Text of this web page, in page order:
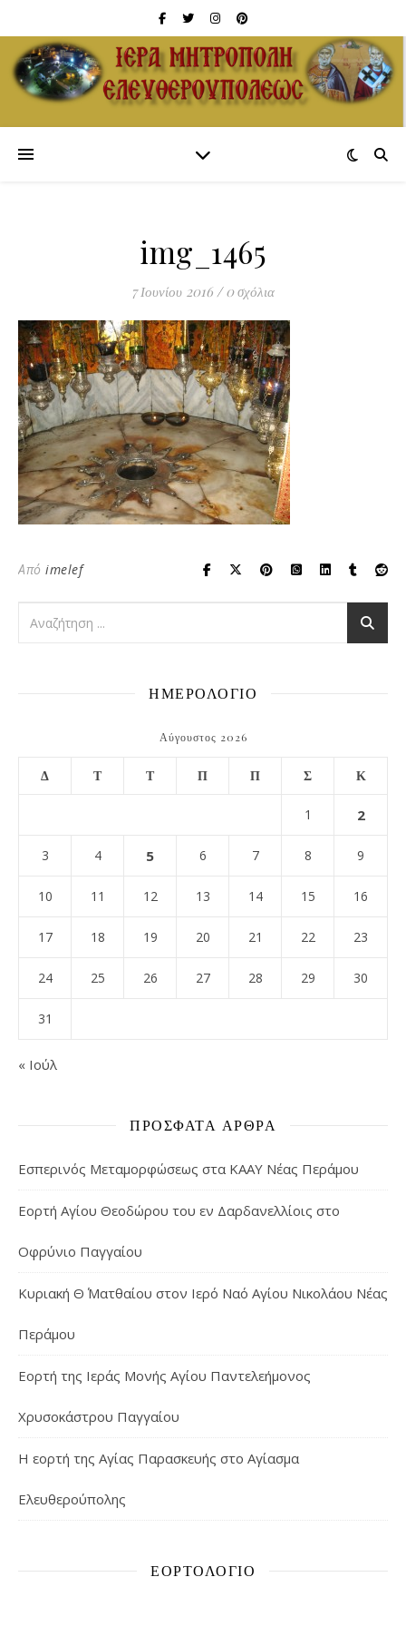
img_1465
7 Ιουνίου 2016 / 0 σχόλια
Από imelef
ΗΜΕΡΟΛΟΓΙΟ
Αύγουστος 2026
Δ Τ Τ Π Π Σ Κ
1 2
3 4 5 6 7 8 9
10 11 12 13 14 15 16
17 18 19 20 21 22 23
24 25 26 27 28 29 30
31
« Ιούλ
ΠΡΌΣΦΑΤΑ ΆΡΘΡΑ
Εσπερινός Μεταμορφώσεως στα ΚΑΑΥ Νέας Περάμου
Εορτή Αγίου Θεοδώρου του εν Δαρδανελλίοις στο
Οφρύνιο Παγγαίου
Κυριακή Θ΄ Ματθαίου στον Ιερό Ναό Αγίου Νικολάου Νέας
Περάμου
Εορτή της Ιεράς Μονής Αγίου Παντελεήμονος
Χρυσοκάστρου Παγγαίου
Η εορτή της Αγίας Παρασκευής στο Αγίασμα
Ελευθερούπολης
ΕΟΡΤΟΛΌΓΙΟ